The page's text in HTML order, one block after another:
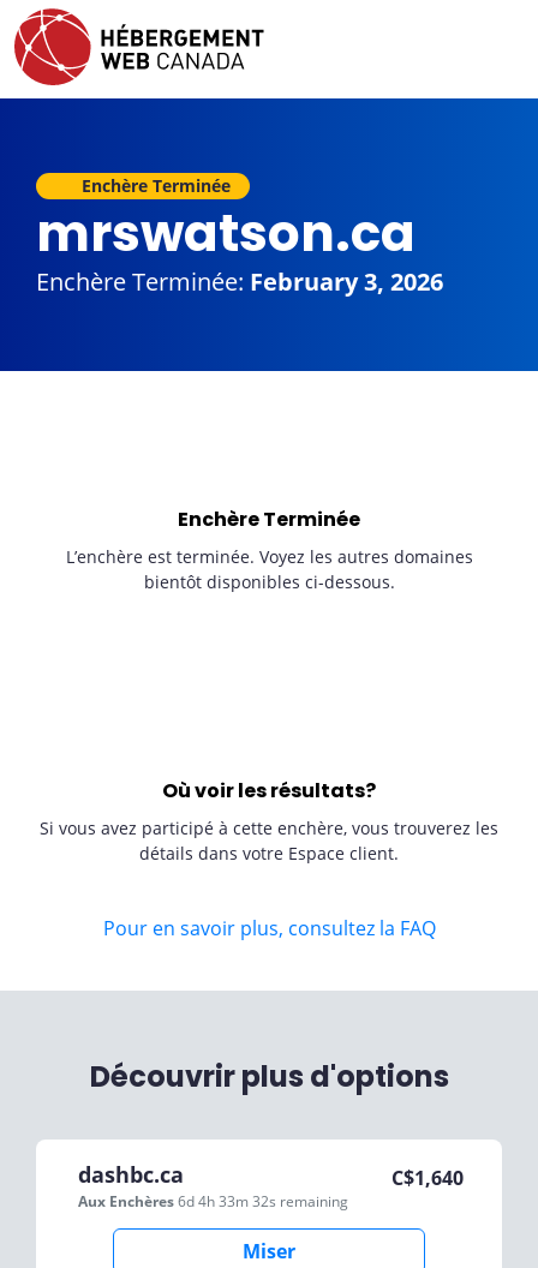
Enchère Terminée
mrswatson.ca
Enchère Terminée: February 3, 2026
Enchère Terminée
L’enchère est terminée. Voyez les autres domaines
bientôt disponibles ci-dessous.
Où voir les résultats?
Si vous avez participé à cette enchère, vous trouverez les
détails dans votre Espace client.
Pour en savoir plus, consultez la FAQ
Découvrir plus d'options
dashbc.ca
Aux Enchères6d 4h 33m 32s remaining
C$1,640
Miser